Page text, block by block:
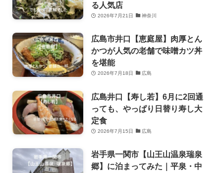
る人気店
2026年7月21日 神奈川
広島市井口【恵庭屋】肉厚とん
かつが人気の老舗で味噌カツ丼
を堪能
2026年7月18日 広島
広島井口【寿し若】6月に2回通
っても、やっぱり日替り寿し大
定食
2026年7月15日 広島
岩手県一関市【山王山温泉瑞泉
郷】に泊まってみた｜平泉・中